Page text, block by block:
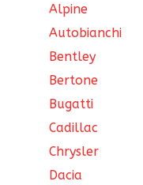
Alpine
Autobianchi
Bentley
Bertone
Bugatti
Cadillac
Chrysler
Dacia